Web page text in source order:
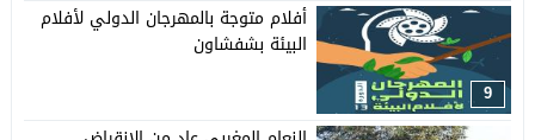
9
أفلام متوجة بالمهرجان الدولي لأفلام
البيئة بشفشاون